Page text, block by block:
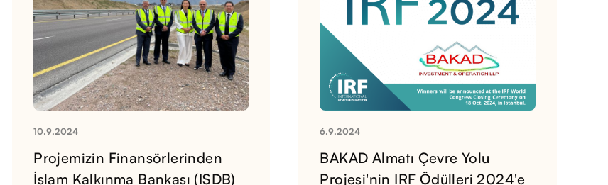
10.9.2024
Projemizin Finansörlerinden
İslam Kalkınma Bankası (ISDB)
6.9.2024
BAKAD Almatı Çevre Yolu
Projesi'nin IRF Ödülleri 2024'e